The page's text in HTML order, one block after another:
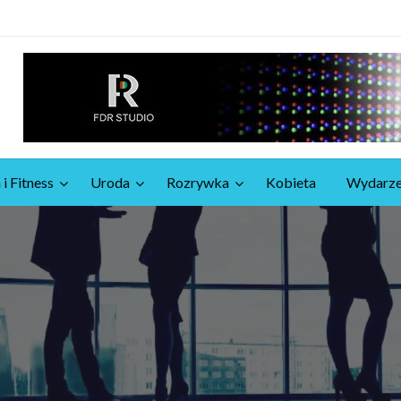
Fitness Uroda Rozrywka Kobieta